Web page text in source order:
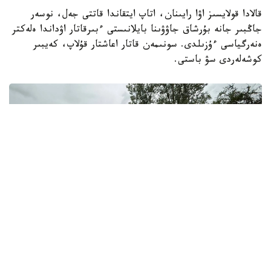
قالادا قولايسىز اۋا رايىنان، اتاپ ايتقاندا قاتتى جەل، نوسەر
جاڭبىر جانە بۇرشاق جاۋۋىنا بايلانىستى ءبىرقاتار اۋداندا ەلەكتر
ەنەرگياسى ءۇزىلدى. سونىمەن قاتار اعاشتار قۇلاپ، كەيبىر
كوشەلەردى سۋ باستى.